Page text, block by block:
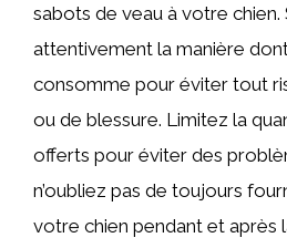
sabots de veau à votre chien.
attentivement la manière
consomme pour éviter tout
ou de blessure. Limitez la
offerts pour éviter des
n’oubliez pas de toujours
votre chien pendant et après